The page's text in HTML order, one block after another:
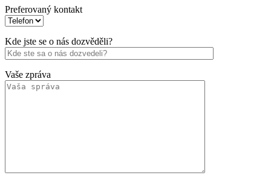
Preferovaný kontakt
Kde jste se o nás dozvěděli?
Vaše zpráva